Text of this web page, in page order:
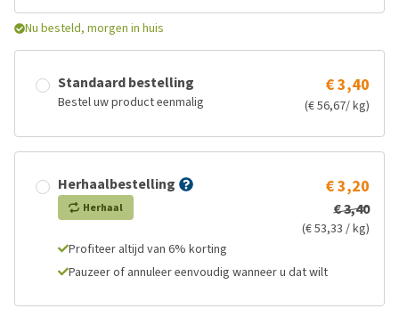
Nu besteld, morgen in huis
Standaard bestelling
Bestel uw product eenmalig
€ 3,40
(€ 56,67/ kg)
Herhaalbestelling
Herhaal
€ 3,20
€ 3,40
(€ 53,33 / kg)
Profiteer altijd van 6% korting
Pauzeer of annuleer eenvoudig wanneer u dat wilt